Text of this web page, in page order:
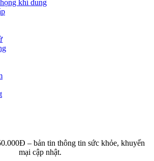
khí dung
– bản tin thông tin sức khỏe, khuyến
mại cập nhật.